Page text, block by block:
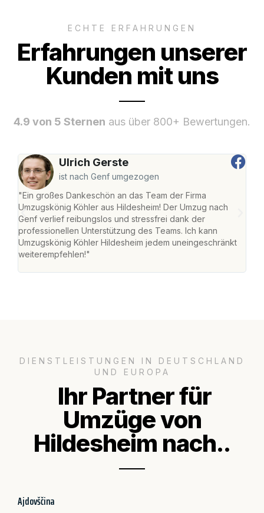
ECHTE ERFAHRUNGEN
Erfahrungen unserer
Kunden mit uns
4.9 von 5 Sternen aus über 800+ Bewertungen.
Ulrich Gerste
ist nach Genf umgezogen
"Ein großes Dankeschön an das Team der Firma
Umzugskönig Köhler aus Hildesheim! Der Umzug nach
Genf verlief reibungslos und stressfrei dank der
professionellen Unterstützung des Teams. Ich kann
Umzugskönig Köhler Hildesheim jedem uneingeschränkt
weiterempfehlen!"
DIENSTLEISTUNGEN IN DEUTSCHLAND
UND EUROPA
Ihr Partner für
Umzüge von
Hildesheim nach..
Ajdovščina